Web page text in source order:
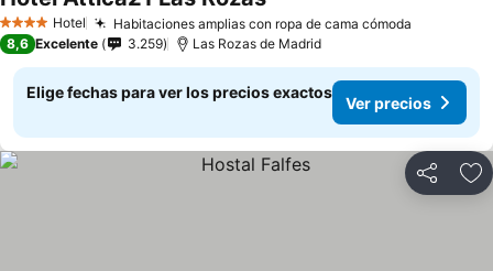
4 EstrellasHotel Habitaciones amplias con ropa de cama cómoda
8,6 Excelente 3.259 Las Rozas de Madrid
Elige fechas para ver los precios exactos
Ver precios
Compartir